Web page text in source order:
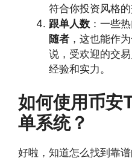
符合你投资风格的
跟单人数 ：一些
随者 ，这也能作
说，受欢迎的交
经验和实力。
如何使用币
单系统？
好啦，知道怎么找到靠